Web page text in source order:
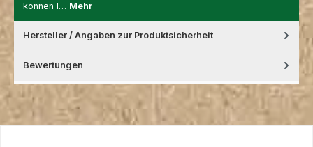
können I… Mehr
Hersteller / Angaben zur Produktsicherheit
Bewertungen